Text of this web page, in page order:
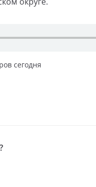
сегодня